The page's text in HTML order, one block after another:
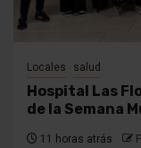
Locales salud
Hospital Las
de la Semana
11 horas atrás